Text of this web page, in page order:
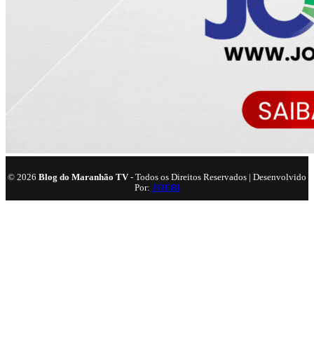
© 2026 Blog do Maranhão TV- Todos os Direitos Reservados | Desenvolvido
Por: JOERI